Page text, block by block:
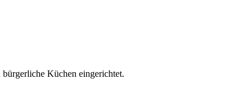
Küchen eingerichtet.